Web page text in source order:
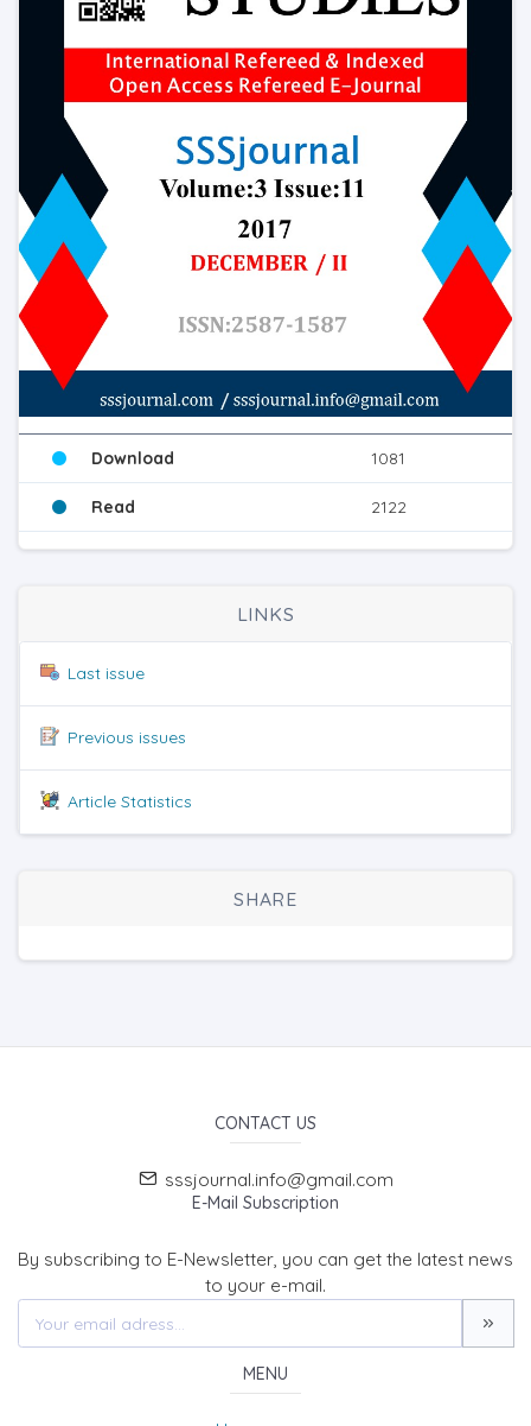
Download 1081
Read 2122
LINKS
Last issue
Previous issues
Article Statistics
SHARE
CONTACT US
sssjournal.info@gmail.com
E-Mail Subscription
By subscribing to E-Newsletter, you can get the latest news
to your e-mail.
MENU